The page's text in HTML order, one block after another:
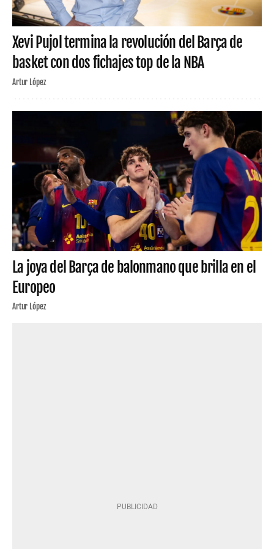
Xevi Pujol termina la revolución del Barça de
basket con dos fichajes top de la NBA
Artur López
La joya del Barça de balonmano que brilla en el
Europeo
Artur López